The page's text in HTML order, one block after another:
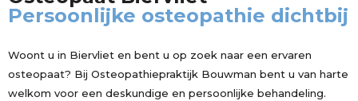
Persoonlijke osteopathie dichtbij
Woont u in Biervliet en bent u op zoek naar een ervaren
osteopaat? Bij Osteopathiepraktijk Bouwman bent u van harte
welkom voor een deskundige en persoonlijke behandeling.